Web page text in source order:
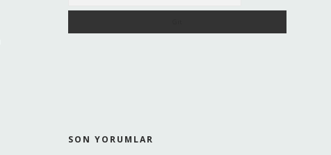
SON YORUMLAR